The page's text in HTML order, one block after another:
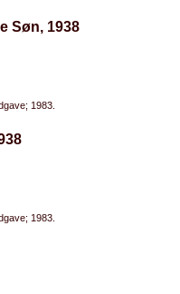
Søn, 1938
1983.
1983.